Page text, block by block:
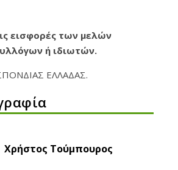
εισφορές των μελών
ή ιδιωτών.
ΕΛΛΑΔΑΣ.
Χρήστος Τούμπουρος